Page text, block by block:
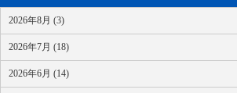
2026年8月 (3)
2026年7月 (18)
2026年6月 (14)